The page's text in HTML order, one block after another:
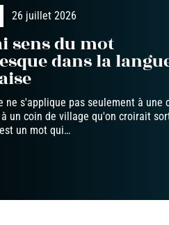
26 juillet 2026
sens du mot
dans la
ne s'applique pas seulement à une
un coin de village qu'on croirait
un mot qui…